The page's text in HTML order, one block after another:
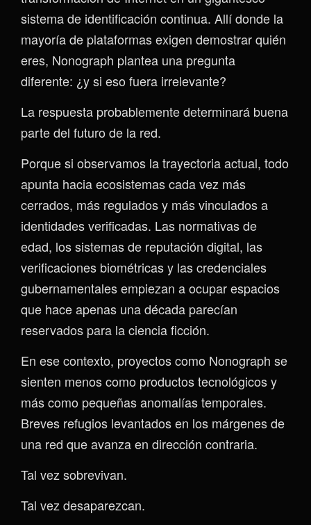
sistema de identificación continua. Allí donde la
mayoría de plataformas exigen demostrar quién
eres, Nonograph plantea una pregunta
diferente: ¿y si eso fuera irrelevante?
La respuesta probablemente determinará buena
parte del futuro de la red.
Porque si observamos la trayectoria actual, todo
apunta hacia ecosistemas cada vez más
cerrados, más regulados y más vinculados a
identidades verificadas. Las normativas de
edad, los sistemas de reputación digital, las
verificaciones biométricas y las credenciales
gubernamentales empiezan a ocupar espacios
que hace apenas una década parecían
reservados para la ciencia ficción.
En ese contexto, proyectos como Nonograph se
sienten menos como productos tecnológicos y
más como pequeñas anomalías temporales.
Breves refugios levantados en los márgenes de
una red que avanza en dirección contraria.
Tal vez sobrevivan.
Tal vez desaparezcan.